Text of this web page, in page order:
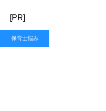
[PR]
保育士悩み